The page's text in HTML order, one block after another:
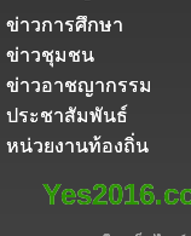
ข่าวการศึกษา
ข่าวชุมชน
ข่าวอาชญากรรม
ประชาสัมพันธ์
หน่วยงานท้องถิ่น